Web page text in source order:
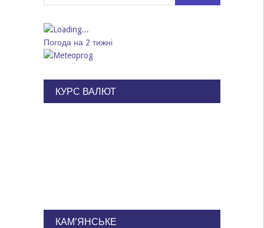
Погода на 2 тижні
КУРС ВАЛЮТ
КАМ'ЯНСЬКЕ